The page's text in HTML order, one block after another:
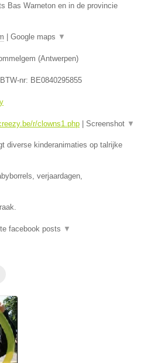
Bas Warneton en in de provincie
Google maps ▼
(Antwerpen)
nr: BE0840295855
r/clowns1.php Screenshot ▼
diverse kinderanimaties op talrijke
verjaardagen,
facebook posts ▼